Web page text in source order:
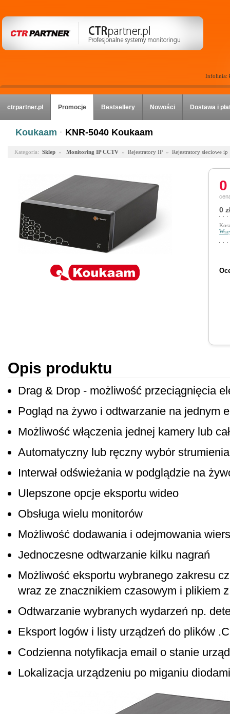
Infolinia:
ctrpartner.pl Promocje Bestsellery Nowości Dostawa i
Koukaam · KNR-5040 Koukaam
Kategoria: Sklep » Monitoring IP CCTV » Rejestratory IP » Rejestratory sieciowe ip
0
0
Opis produktu
Drag & Drop - możliwość przeciągnięcia
Pogląd na żywo i odtwarzanie na jednym
Możliwość włączenia jednej kamery lub
Automatyczny lub ręczny wybór strumienia
Interwał odświeżania w podglądzie na
Ulepszone opcje eksportu wideo
Obsługa wielu monitorów
Możliwość dodawania i odejmowania
Jednoczesne odtwarzanie kilku nagrań
Możliwość eksportu wybranego zakresu
wraz ze znacznikiem czasowym i plikiem
Odtwarzanie wybranych wydarzeń np.
Eksport logów i listy urządzeń do plików
Codzienna notyfikacja email o stanie
Lokalizacja urządzeniu po miganiu diodami